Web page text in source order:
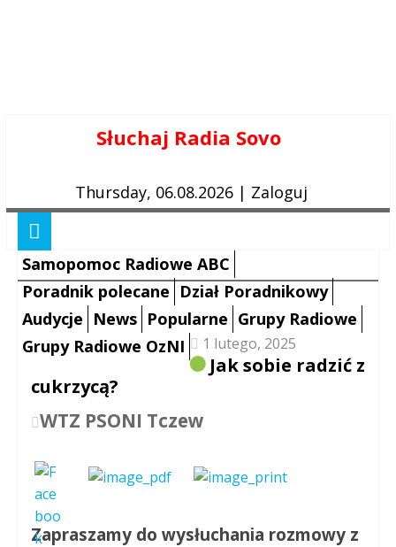
Słuchaj Radia Sovo
Thursday, 06.08.2026 | Zaloguj
Samopomoc Radiowe ABC
Poradnik polecane Dział Poradnikowy
Audycje News Popularne Grupy Radiowe
Grupy Radiowe OzNI
1 lutego, 2025
Jak sobie radzić z
cukrzycą?
WTZ PSONI Tczew
Zapraszamy do wysłuchania rozmowy z